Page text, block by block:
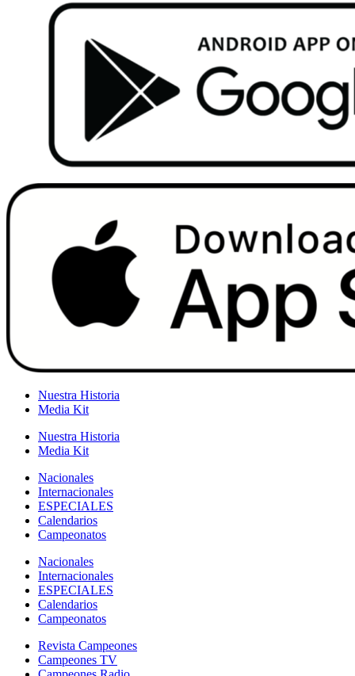
Nuestra Historia
Media Kit
Nuestra Historia
Media Kit
Nacionales
Internacionales
ESPECIALES
Calendarios
Campeonatos
Nacionales
Internacionales
ESPECIALES
Calendarios
Campeonatos
Revista Campeones
Campeones TV